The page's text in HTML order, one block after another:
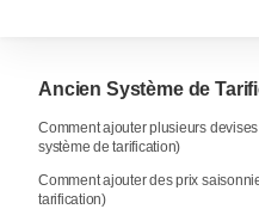
Ancien Système de
Comment ajouter plusieurs
système de tarification)
Comment ajouter des prix
tarification)